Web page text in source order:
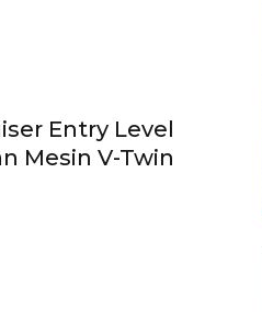
Entry Level
Mesin V-Twin